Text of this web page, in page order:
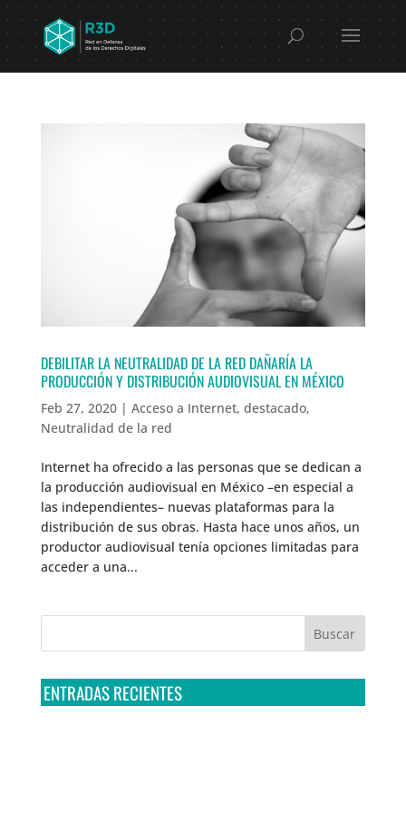
DEBILITAR LA NEUTRALIDAD DE LA RED DAÑARÍA LA
PRODUCCIÓN Y DISTRIBUCIÓN AUDIOVISUAL EN MÉXICO
Feb 27, 2020| Acceso a Internet, destacado,
Neutralidad de la red
Internet ha ofrecido a las personas que se dedican a
la producción audiovisual en México –en especial a
las independientes– nuevas plataformas para la
distribución de sus obras. Hasta hace unos años, un
productor audiovisual tenía opciones limitadas para
acceder a una...
ENTRADAS RECIENTES